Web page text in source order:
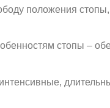
положения
стопы –